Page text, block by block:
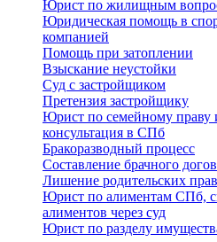
Юрист по жилищным
Юридическая помощь в
компанией
Помощь при затоплении
Взыскание неустойки
Суд с застройщиком
Претензия застройщику
Юрист по семейному праву
консультация в СПб
Бракоразводный процесс
Составление брачного
Лишение родительских прав
Юрист по алиментам СПб,
алиментов через суд
Юрист по разделу